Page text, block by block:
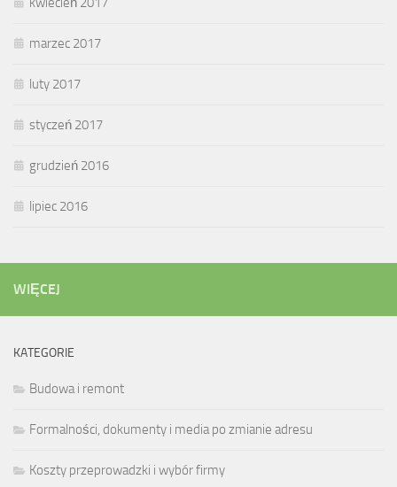
marzec 2017
luty 2017
styczeń 2017
grudzień 2016
lipiec 2016
WIĘCEJ
KATEGORIE
Budowa i remont
Formalności, dokumenty i media po zmianie adresu
Koszty przeprowadzki i wybór firmy